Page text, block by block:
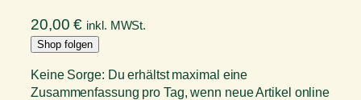
20,00€ inkl. MWSt.
Shop folgen
Keine Sorge: Du erhältst maximal eine
Zusammenfassung pro Tag, wenn neue Artikel online